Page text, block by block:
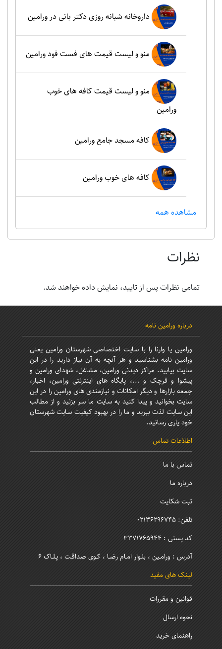
داروخانه شبانه روزی دکتر بانی در ورامین
منو و لیست قیمت های فست فود ورامین
منو و لیست قیمت کافه های خوب
ورامین
کافه مسجد جامع ورامین
کافه های خوب ورامین
مشاهده همه
نظرات
تمامی نظرات پس از تایید، نمایش داده خواهند شد.
درباره ورامین نامه
ورامین یا وارنا را با سایت اختصاصی شهرستان ورامین یعنی
ورامین نامه بشناسید و هر آنچه به آن نیاز دارید را در این
سایت بیابید. مراکز دیدنی ورامین، مشاغل، شهدای ورامین و
پیشوا و قرچک و ...، پایگاه های اینترنتی ورامین، اخبار،
جمعه بازارها و دیگر امکانات و نیازمندی های ورامین را در این
سایت بخوانید و پیدا کنید به سایت ما سر بزنید و از مطالب
این سایت لذت ببرید و ما را در بهبود کیفیت سایت شهرستان
خود یاری رسانید.
اطلاعات تماس
تماس با ما
درباره ما
ثبت شکایت
تلفن: 02136296745
کد پستی : 3371765944
آدرس : ورامـین ، بلـوار امـام رضـا ، کـوی صداقـت ، پـلـاک 6
لینک های مفید
قوانین و مقررات
نحوه ارسال
راهنمای خرید